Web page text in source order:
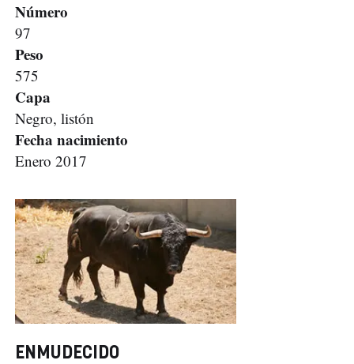
Número
97
Peso
575
Capa
Negro, listón
Fecha nacimiento
Enero 2017
ENMUDECIDO